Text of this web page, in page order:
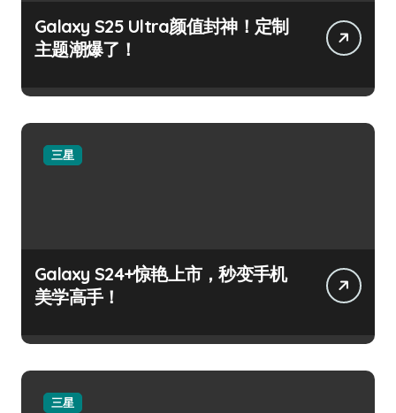
Galaxy S25 Ultra颜值封神！定制
主题潮爆了！
三星
Galaxy S24+惊艳上市，秒变手机
美学高手！
三星